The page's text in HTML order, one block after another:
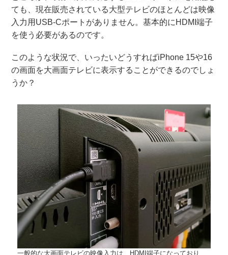
ても、現在販売されている大型テレビのほとんどは映像
入力用USB-Cポートがありません。基本的にHDMI端子
を使う必要があるのです。
このような状況で、いったいどうすればiPhone 15や16
の画面を大画面テレビに表示することができるのでしょ
うか？
一般的な大画面テレビの映像入力は、HDMI端子になっており、